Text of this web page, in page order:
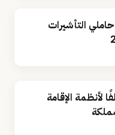
التأشيرات
ضبط 21320 مخالفًا لأنظمة الإقامة